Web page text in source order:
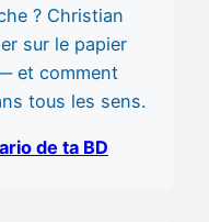
? Christian
sur le papier
et comment
tous les sens.
de ta BD